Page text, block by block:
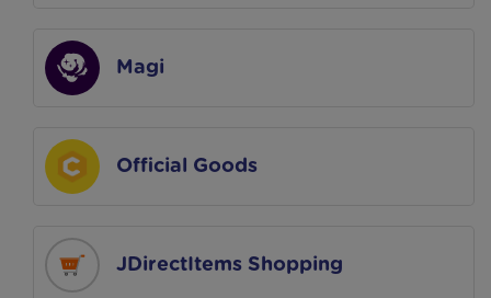
Magi
Official Goods
JDirectItems Shopping